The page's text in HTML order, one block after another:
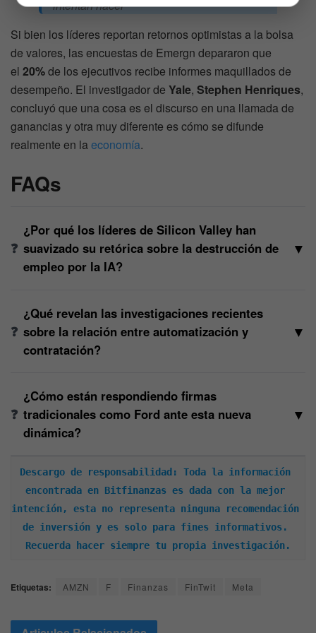
intentan hacer”
Si bien los líderes reportan retornos optimistas a la bolsa
de valores, las encuestas de Emergn depararon que
el 20%de los ejecutivos recibe informes maquillados de
desempeño. El investigador de Yale, Stephen Henriques,
concluyó que una cosa es el discurso en una llamada de
ganancias y otra muy diferente es cómo se difunde
realmente en laeconomía.
FAQs
¿Por qué los líderes de Silicon Valley han
suavizado su retórica sobre la destrucción de
empleo por la IA?
▼
¿Qué revelan las investigaciones recientes
sobre la relación entre automatización y
contratación?
▼
¿Cómo están respondiendo firmas
tradicionales como Ford ante esta nueva
dinámica?
▼
Descargo de responsabilidad: Toda la información
encontrada en Bitfinanzas es dada con la mejor
intención, esta no representa ninguna recomendación
de inversión y es solo para fines informativos.
Recuerda hacer siempre tu propia investigación.
Etiquetas: AMZN F Finanzas FinTwit Meta